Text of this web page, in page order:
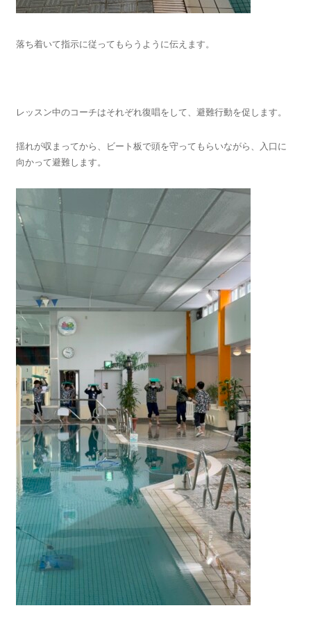
落ち着いて指示に従ってもらうように伝えます。
レッスン中のコーチはそれぞれ復唱をして、避難行動を促します。
揺れが収まってから、ビート板で頭を守ってもらいながら、入口に
向かって避難します。